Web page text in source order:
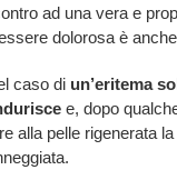
ad una vera e
dolorosa è
caso di un’eritema
e, dopo
alla pelle rigenerata